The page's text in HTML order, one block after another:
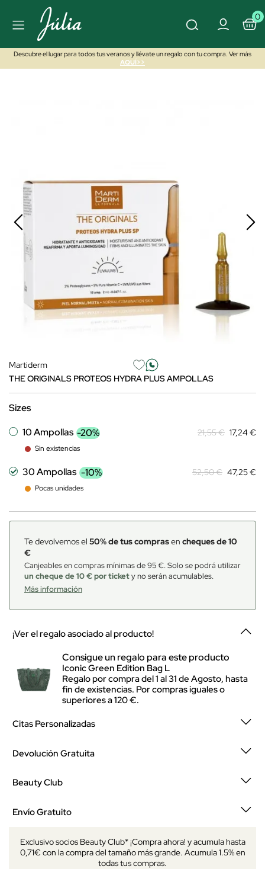
0
Descubre el lugar para todos tus veranos y llévate un regalo con tu compra. Ver más
AQUÍ>>
Martiderm
THE ORIGINALS PROTEOS HYDRA PLUS AMPOLLAS
Sizes
10 Ampollas -20%
Sin existencias
21,55 € 17,24 €
30 Ampollas -10%
Pocas unidades
52,50 € 47,25 €
Te devolvemos el 50% de tus comprasen cheques de 10
€
Canjeables en compras mínimas de 95 €. Solo se podrá utilizar
un cheque de 10 € por tickety no serán acumulables.
Más información
¡Ver el regalo asociado al producto!
Consigue un regalo para este producto
Iconic Green Edition Bag L
Regalo por compra del 1 al 31 de Agosto, hasta
fin de existencias. Por compras iguales o
superiores a 120 €.
Citas Personalizadas
Devolución Gratuita
Beauty Club
Envío Gratuito
Exclusivo socios Beauty Club* ¡Compra ahora! y acumula hasta
0,71€ con la compra del tamaño más grande. Acumula 1.5% en
todas tus compras.